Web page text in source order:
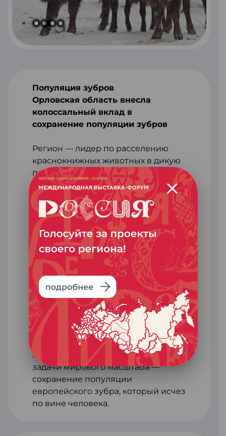
Популяция зубров
Орловская область внесла
колоссальный вклад в
сохранение популяции зубров
Регион — лидер по расселению
краснокнижных животных в дикую
природу.
Национальный парк «Орловское
полесье» — сохраненная
практически в первозданном виде
территория сообщества южно-
русской тайги. В 1994 году здесь
запустили программу по
сохранению зубров. На территории
парка созданы условия для
формирования устойчивой
вольной популяции зубра. Сегодня
здесь проживают более 550 особей.
«Орловское полесье» — лидер по
расселению зубров в дикую
природу. Регион внес
колоссальный вклад в решение
задачи мирового масштаба —
сохранение популяции
европейского зубра, который исчез
по вине человека.